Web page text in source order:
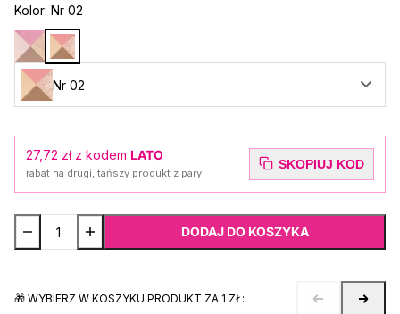
Kolor: Nr 02
Nr 02
27,72 zł z kodem LATO
rabat na drugi, tańszy produkt z pary
SKOPIUJ KOD
DODAJ DO KOSZYKA
🎁 WYBIERZ W KOSZYKU PRODUKT ZA 1 ZŁ: